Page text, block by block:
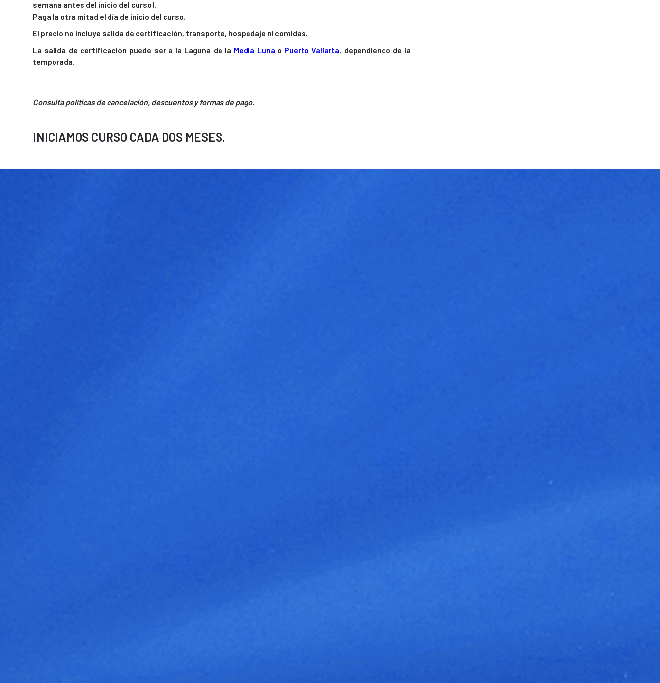
semana antes del inicio del curso).
Paga la otra mitad el día de inicio del curso.
El precio no incluye salida de certificación, transporte, hospedaje ni comidas.
La salida de certificación puede ser a la Laguna de la Media Luna o Puerto Vallarta, dependiendo de la
temporada.
Consulta políticas de cancelación, descuentos y formas de pago.
INICIAMOS CURSO CADA DOS MESES.